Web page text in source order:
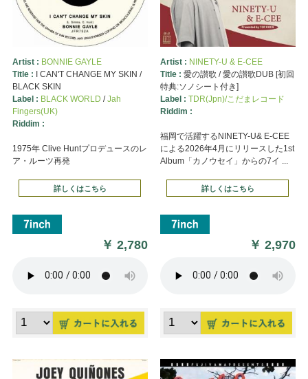
Artist : BONNIE GAYLE
Title : I CAN'T CHANGE MY SKIN /
BLACK SKIN
Label : BLACK WORLD /Jah
Fingers(UK)
Riddim :
1975年 Clive Huntプロデュースのレ
ア・ルーツ再発
詳しくはこちら
￥2,780
Artist : NINETY-U & E-CEE
Title : 愛の讃歌 / 愛の讃歌DUB [初回
特典:ソノシート付き]
Label : TDR(Jpn)/こだまレコード
Riddim :
福岡で活躍するNINETY-U& E-CEE
による2026年4月にリリースした1st
Album「カノウセイ」からの7イ ...
詳しくはこちら
￥2,970